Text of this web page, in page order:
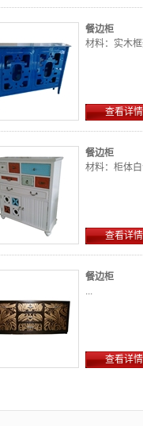
餐边柜
材料：实木
查看详情
餐边柜
材料：柜体
查看详情
餐边柜
...
查看详情